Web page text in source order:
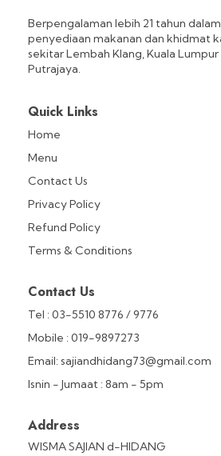
Berpengalaman lebih 21 tahun
penyediaan makanan dan khidmat
sekitar Lembah Klang, Kuala Lumpur
Putrajaya.
Quick Links
Home
Menu
Contact Us
Privacy Policy
Refund Policy
Terms & Conditions
Contact Us
Tel : 03-5510 8776 / 9776
Mobile : 019-9897273
Email: sajiandhidang73@gmail.com
Isnin - Jumaat : 8am - 5pm
Address
WISMA SAJIAN d-HIDANG